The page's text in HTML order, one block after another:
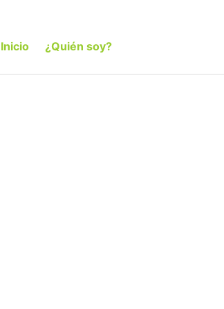
Inicio ¿Quién soy?